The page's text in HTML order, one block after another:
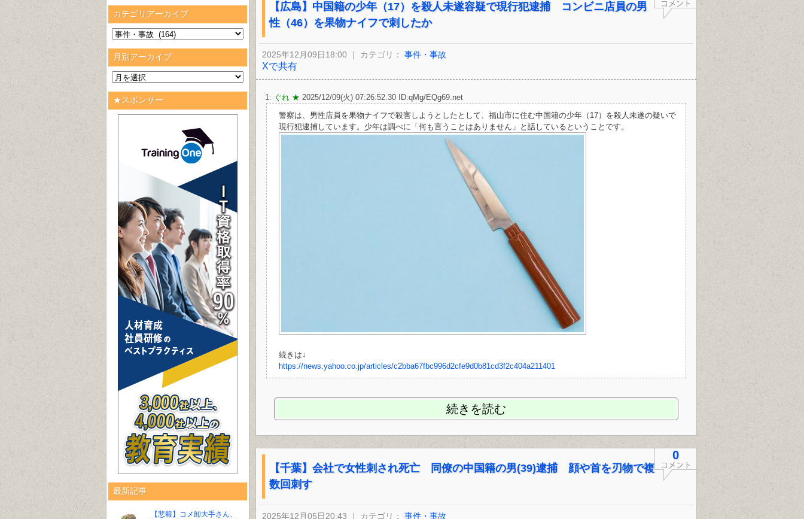
カテゴリアーカイブ
月別アーカイブ
★スポンサー
最新記事
【悲報】コメ卸大手さん、
【広島】中国籍の少年（17）を殺人未遂容疑で現行犯逮捕 コンビニ店員の男
性（46）を果物ナイフで刺したか
2025年12月09日18:00 ｜ カテゴリ： 事件・事故
Xで共有
1: ぐれ ★ 2025/12/09(火) 07:26:52.30 ID:qMg/EQg69.net
警察は、男性店員を果物ナイフで殺害しようとしたとして、福山市に住む中国籍の少年（17）を殺人未遂の疑いで
現行犯逮捕しています。少年は調べに「何も言うことはありません」と話しているということです。
続きは↓
https://news.yahoo.co.jp/articles/c2bba67fbc996d2cfe9d0b81cd3f2c404a211401
続きを読む
0
【千葉】会社で女性刺され死亡 同僚の中国籍の男(39)逮捕 顔や首を刃物で複
数回刺す
2025年12月05日20:43 ｜ カテゴリ： 事件・事故